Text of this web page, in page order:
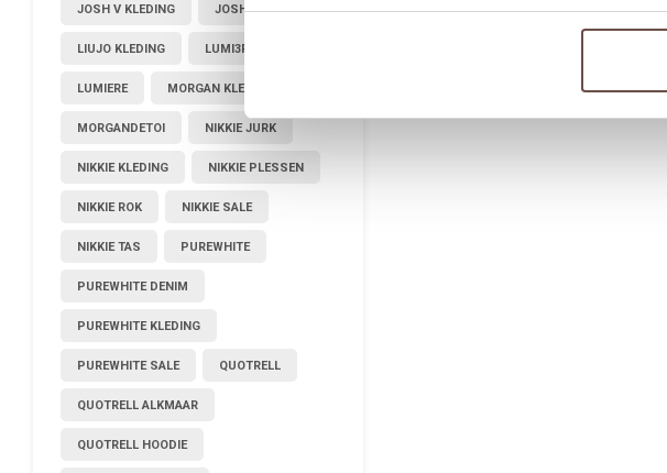
JOSH V KLEDING JOSHV KLEDING
LIUJO KLEDING LUMI3RE
LUMIERE MORGAN KLEDING
MORGANDETOI NIKKIE JURK
NIKKIE KLEDING NIKKIE PLESSEN
NIKKIE ROK NIKKIE SALE
NIKKIE TAS PUREWHITE
PUREWHITE DENIM
PUREWHITE KLEDING
PUREWHITE SALE QUOTRELL
QUOTRELL ALKMAAR
QUOTRELL HOODIE